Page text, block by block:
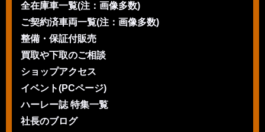
全在庫車一覧(注：画像多数)
ご契約済車両一覧(注：画像多数)
整備・保証付販売
買取や下取のご相談
ショップアクセス
イベント(PCページ)
ハーレー誌 特集一覧
社長のブログ